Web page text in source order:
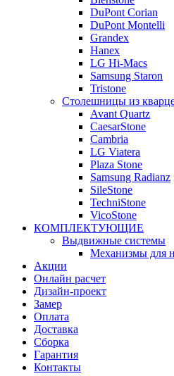
DuPont Corian
DuPont Montelli
Grandex
Hanex
LG Hi-Macs
Samsung Staron
Tristone
Столешницы из
Avant Quartz
CaesarStone
Cambria
LG Viatera
Plaza Stone
Samsung Radianz
SileStone
TechniStone
VicoStone
КОМПЛЕКТУЮЩИЕ
Выдвижные системы
Механизмы для
Акции
Онлайн расчет
Дизайн-проект
Замер
Оплата
Доставка
Сборка
Гарантия
Контакты